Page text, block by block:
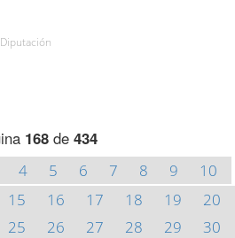
168de 434
4 5 6 7 8 9
10
15 16 17 18 19
20
25 26 27 28 29
30